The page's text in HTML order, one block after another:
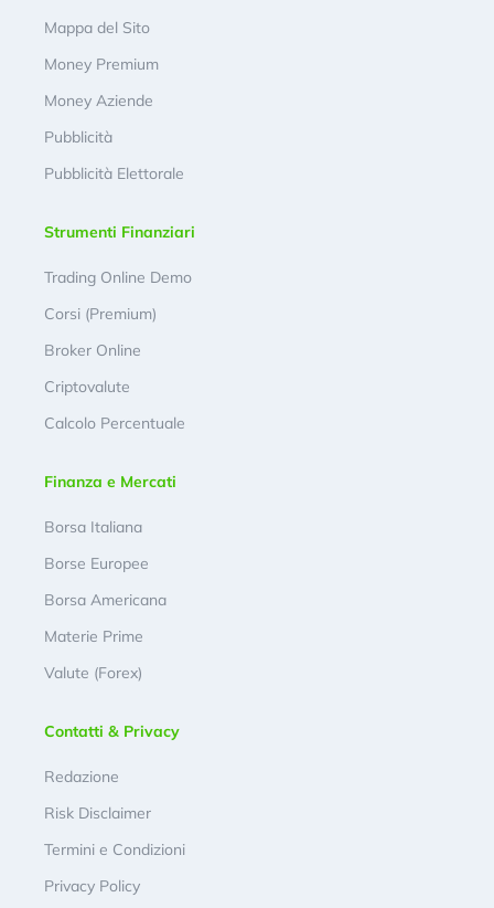
Mappa del Sito
Money Premium
Money Aziende
Pubblicità
Pubblicità Elettorale
Strumenti Finanziari
Trading Online Demo
Corsi (Premium)
Broker Online
Criptovalute
Calcolo Percentuale
Finanza e Mercati
Borsa Italiana
Borse Europee
Borsa Americana
Materie Prime
Valute (Forex)
Contatti & Privacy
Redazione
Risk Disclaimer
Termini e Condizioni
Privacy Policy